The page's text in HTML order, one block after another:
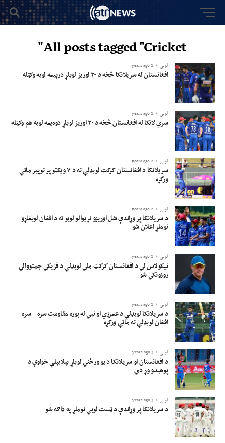
All posts tagged "Cricket"
لوبی 2 years ago
افغانستان له سریلانکا څخه د ۲۰ اوریز لوبلړ درېیمه لوبه وګټله
لوبی 2 years ago
سري لانکا له افغانستان څخه د ۲۰ اوریز لوبلړ دوه‌یمه لوبه هم وګټله
لوبی 2 years ago
سریلانکا د افغانستان کرکټ لوبډلې ته د ۷ ویکټو پر توپیر ماتې
ورکړه
لوبی 2 years ago
د سریلانکا پر وړاندې شل اوریزو نړیوالو لوبو ته د افغان لوبغاړو
نوملړ اعلان شو
لوبی 2 years ago
نیکولاس لي د افغانستان کرکټ ملي لوبډلې د فزیکي چمتووالي
روزونکي شو
لوبی 2 years ago
د سریلانکا لوبډلې د عمرزي او نبي له پوره مقاومت سره – سره
افغان لوبډلې ته ماتې ورکړه
لوبی 3 years ago
د افغانستان او سریلانکا د یو ورځني لوبلړ بېلابېلې خواوې د
پوهېدو وړ دي
لوبی 3 years ago
د سریلانکا پر وړاندې د ټسټ لوبې نوملړ په ډاګه شو